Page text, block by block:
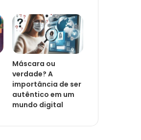
Máscara ou
verdade? A
importância de ser
autêntico em um
mundo digital